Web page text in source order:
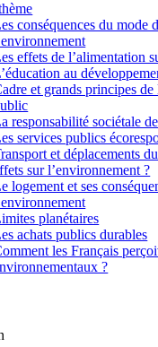
conséquences du mode
effets de l’alimentation
au
et grands principes
responsabilité sociétale
services publics
et déplacements
sur l’environnement ?
logement et ses
planétaires
achats publics durables
les Français
?